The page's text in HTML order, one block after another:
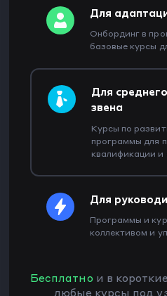
Для
Онбординг в
базовые курсы
Для
звена
Курсы по
программы для
квалификации и
Для
Программы и
коллективом и
Бесплатно и в
любые курсы под